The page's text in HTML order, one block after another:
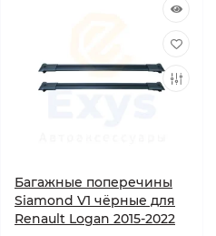
Багажные поперечины
Siamond V1 чёрные для
Renault Logan 2015-2022